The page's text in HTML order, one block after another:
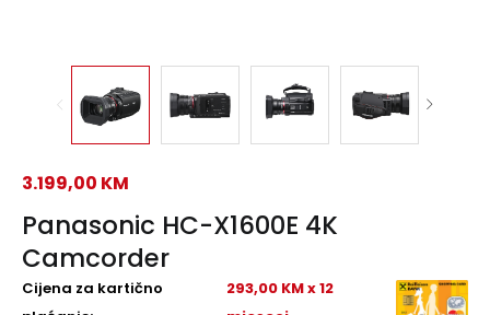
Panasonic HC-X1600E 4K
Camcorder
3.199,00 KM
Cijena za kartično
293,00 KM x 12